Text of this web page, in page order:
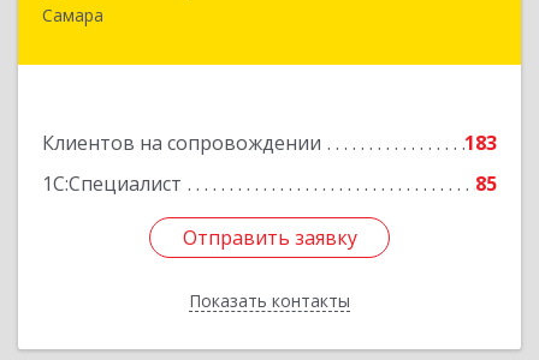
Самара
Клиентов на сопровождении
183
1С:Специалист
85
Отправить заявку
Показать контакты
443070, Самарская обл, Самара г, Партизанская
Отправить заявку
Назад